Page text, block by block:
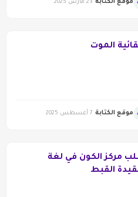
موقع الكتابة 23 مارس 2025
الموت
موقع الكتابة 7 أغسطس 2025
مركز الكون في لغة
القبط